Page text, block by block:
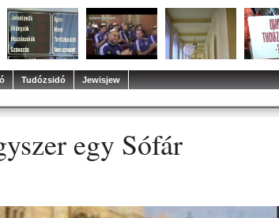
Tudózsidó Jewisjew
egy Sófár